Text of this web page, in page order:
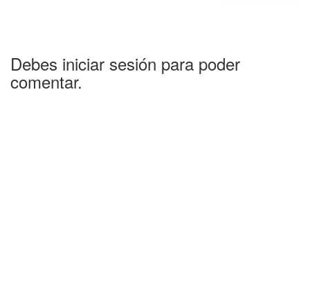
Debes iniciar sesión para poder
comentar.